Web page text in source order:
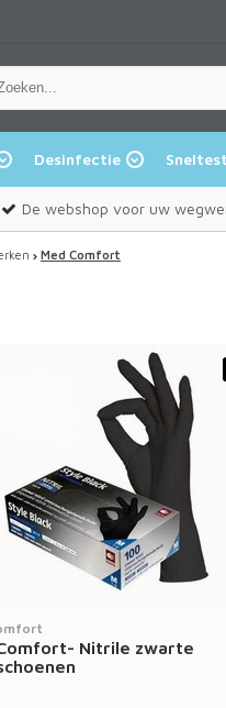
Desinfectie
De webshop voor uw
Med Comfort
Nitrile zwarte